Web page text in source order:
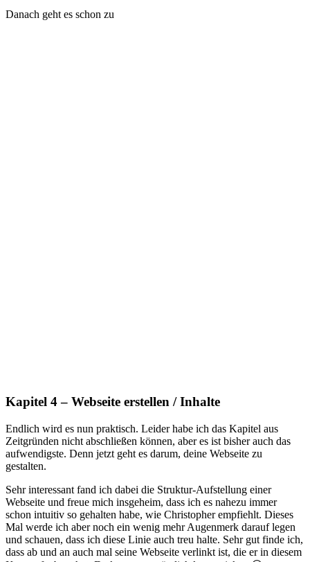
Danach geht es schon zu
Kapitel 4 – Webseite erstellen / Inhalte
Endlich wird es nun praktisch. Leider habe ich das Kapitel aus
Zeitgründen nicht abschließen können, aber es ist bisher auch das
aufwendigste. Denn jetzt geht es darum, deine Webseite zu
gestalten.
Sehr interessant fand ich dabei die Struktur-Aufstellung einer
Webseite und freue mich insgeheim, dass ich es nahezu immer
schon intuitiv so gehalten habe, wie Christopher empfiehlt. Dieses
Mal werde ich aber noch ein wenig mehr Augenmerk darauf legen
und schauen, dass ich diese Linie auch treu halte. Sehr gut finde ich,
dass ab und an auch mal seine Webseite verlinkt ist, die er in diesem